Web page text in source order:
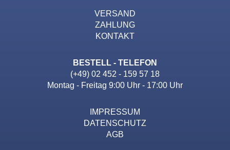
VERSAND
ZAHLUNG
KONTAKT
BESTELL - TELEFON
(+49) 02 452 - 159 57 18
Montag - Freitag 9:00 Uhr - 17:00 Uhr
IMPRESSUM
DATENSCHUTZ
AGB